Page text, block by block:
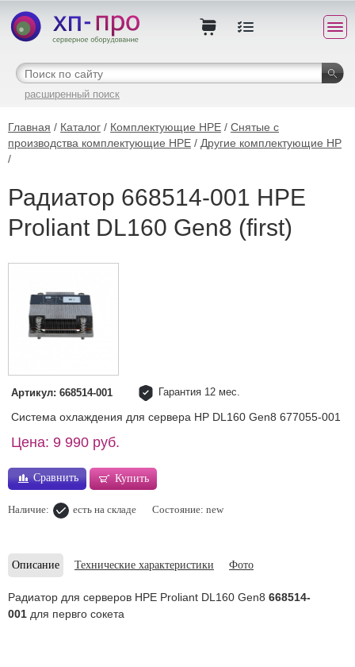
расширенный поиск
Главная / Каталог / Комплектующие HPE / Снятые с
производства комплектующие HPE / Другие комплектующие HP
/
Радиатор 668514-001 HPE
Proliant DL160 Gen8 (first)
Артикул: 668514-001 Гарантия 12 мес.
Система охлаждения для сервера HP DL160 Gen8 677055-001
Цена: 9 990 руб.
Сравнить Купить
Наличие: есть на складе Состояние: new
Описание Технические характеристики Фото
Радиатор для серверов HPE Proliant DL160 Gen8 668514-
001 для первго сокета